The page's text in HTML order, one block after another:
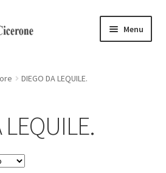
Menu
DIEGO DA LEQUILE.
LEQUILE.